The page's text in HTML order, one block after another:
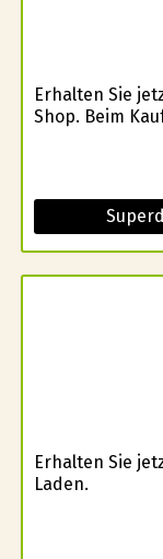
Erhalten Sie
Shop. Beim
Erhalten Sie
Laden.